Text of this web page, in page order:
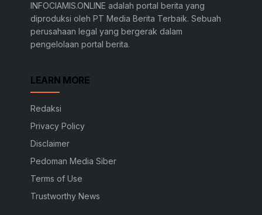
INFOCIAMIS.ONLINE adalah portal berita yang
diproduksi oleh PT Media Berita Terbaik. Sebuah
perusahaan legal yang bergerak dalam
pengelolaan portal berita.
LEARN MORE
Redaksi
Privacy Policy
Disclaimer
Pedoman Media Siber
Terms of Use
Trustworthy News